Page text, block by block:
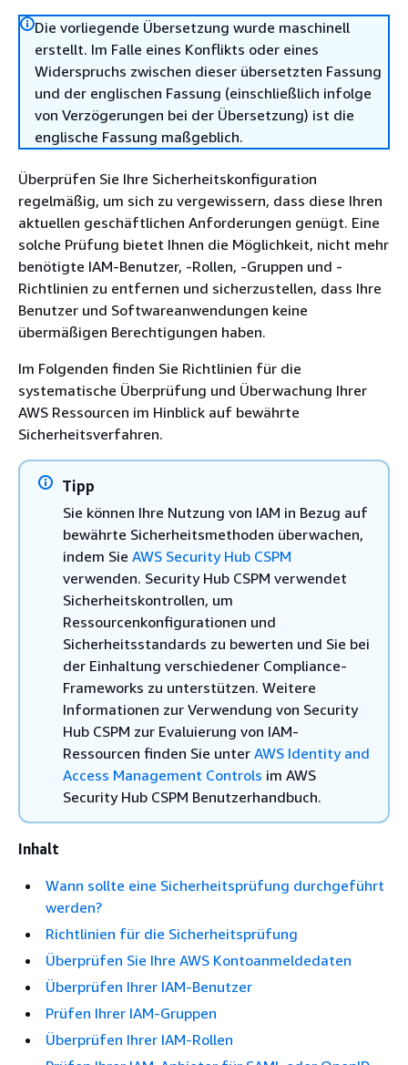
Die vorliegende Übersetzung wurde maschinell
erstellt. Im Falle eines Konflikts oder eines
Widerspruchs zwischen dieser übersetzten Fassung
und der englischen Fassung (einschließlich infolge
von Verzögerungen bei der Übersetzung) ist die
englische Fassung maßgeblich.
Überprüfen Sie Ihre Sicherheitskonfiguration
regelmäßig, um sich zu vergewissern, dass diese Ihren
aktuellen geschäftlichen Anforderungen genügt. Eine
solche Prüfung bietet Ihnen die Möglichkeit, nicht mehr
benötigte IAM-Benutzer, -Rollen, -Gruppen und -
Richtlinien zu entfernen und sicherzustellen, dass Ihre
Benutzer und Softwareanwendungen keine
übermäßigen Berechtigungen haben.
Im Folgenden finden Sie Richtlinien für die
systematische Überprüfung und Überwachung Ihrer
AWS Ressourcen im Hinblick auf bewährte
Sicherheitsverfahren.
Tipp
Sie können Ihre Nutzung von IAM in Bezug auf
bewährte Sicherheitsmethoden überwachen,
indem Sie AWS Security Hub CSPM
verwenden. Security Hub CSPM verwendet
Sicherheitskontrollen, um
Ressourcenkonfigurationen und
Sicherheitsstandards zu bewerten und Sie bei
der Einhaltung verschiedener Compliance-
Frameworks zu unterstützen. Weitere
Informationen zur Verwendung von Security
Hub CSPM zur Evaluierung von IAM-
Ressourcen finden Sie unter AWS Identity and
Access Management Controls im AWS
Security Hub CSPM Benutzerhandbuch.
Inhalt
Wann sollte eine Sicherheitsprüfung durchgeführt
werden?
Richtlinien für die Sicherheitsprüfung
Überprüfen Sie Ihre AWS Kontoanmeldedaten
Überprüfen Ihrer IAM-Benutzer
Prüfen Ihrer IAM-Gruppen
Überprüfen Ihrer IAM-Rollen